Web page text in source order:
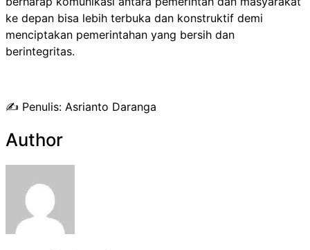
ke depan bisa lebih terbuka dan konstruktif demi
menciptakan pemerintahan yang bersih dan
berintegritas.
✍️ Penulis: Asrianto Daranga
Author